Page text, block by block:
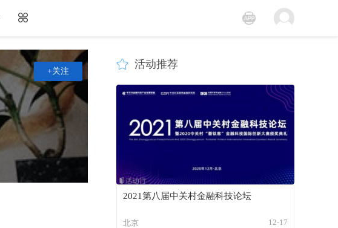
+关注
活动推荐
2021第八届中关村金融科技论坛
北京 12-17